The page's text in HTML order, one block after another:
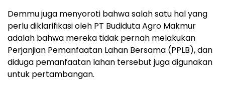
Demmu juga menyoroti bahwa salah satu hal yang
perlu diklarifikasi oleh PT Budiduta Agro Makmur
adalah bahwa mereka tidak pernah melakukan
Perjanjian Pemanfaatan Lahan Bersama (PPLB), dan
diduga pemanfaatan lahan tersebut juga digunakan
untuk pertambangan.